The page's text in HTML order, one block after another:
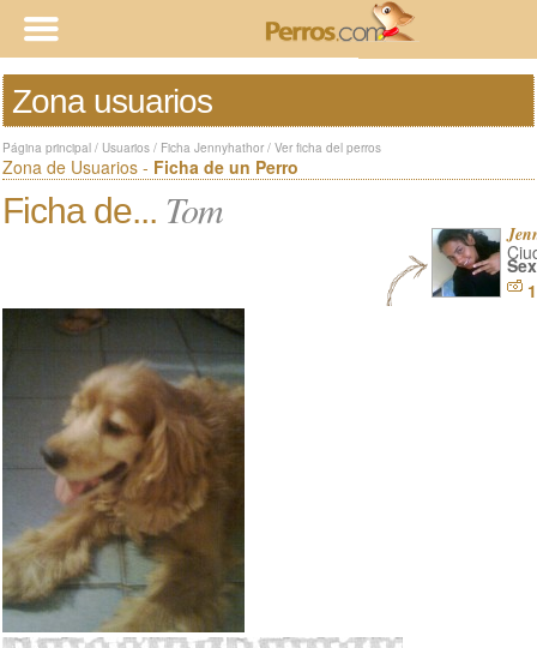
Zona usuarios
Página principal / Usuarios / Ficha Jennyhathor / Ver ficha del perros
Zona de Usuarios - Ficha de un Perro
Ficha de... Tom